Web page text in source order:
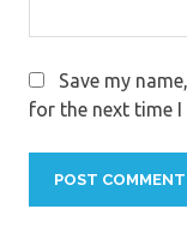
Save my
for the next time